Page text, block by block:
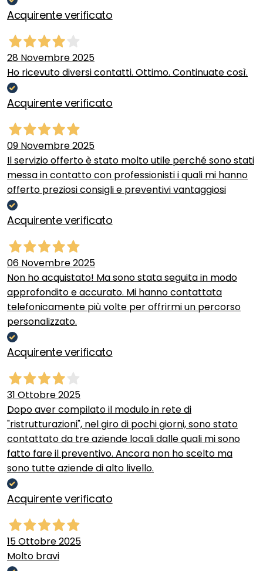
Acquirente verificato
28 Novembre 2025
Ho ricevuto diversi contatti. Ottimo. Continuate così.
Acquirente verificato
09 Novembre 2025
Il servizio offerto è stato molto utile perché sono stati
messa in contatto con professionisti i quali mi hanno
offerto preziosi consigli e preventivi vantaggiosi
Acquirente verificato
06 Novembre 2025
Non ho acquistato! Ma sono stata seguita in modo
approfondito e accurato. Mi hanno contattata
telefonicamente più volte per offrirmi un percorso
personalizzato.
Acquirente verificato
31 Ottobre 2025
Dopo aver compilato il modulo in rete di
"ristrutturazioni", nel giro di pochi giorni, sono stato
contattato da tre aziende locali dalle quali mi sono
fatto fare il preventivo. Ancora non ho scelto ma
sono tutte aziende di alto livello.
Acquirente verificato
15 Ottobre 2025
Molto bravi